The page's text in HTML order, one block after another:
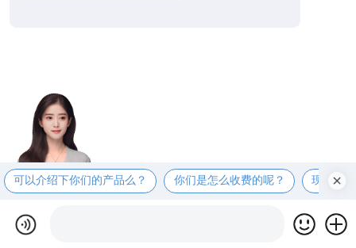
可以介绍下你们的产品么？ 你们是怎么收费的呢？ 现在有